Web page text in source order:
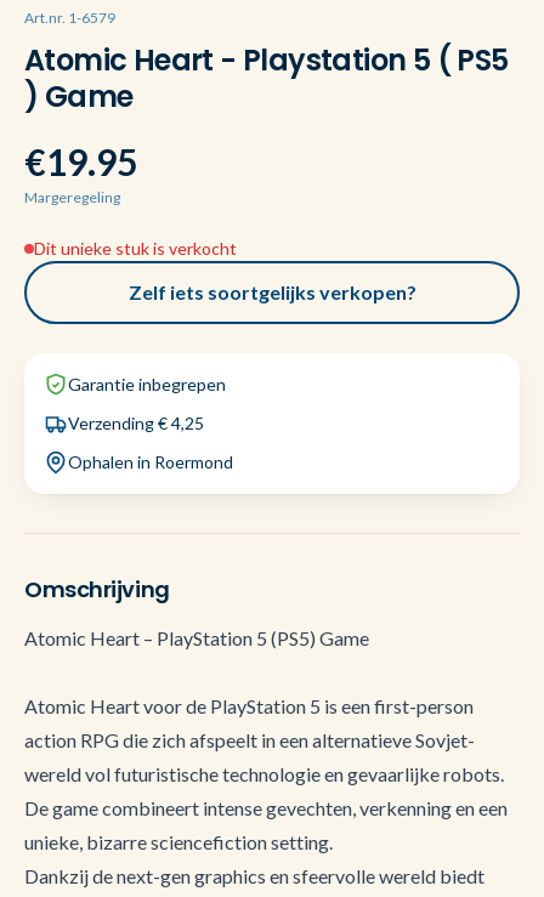
Art.nr. 1-6579
Atomic Heart - Playstation 5 ( PS5
) Game
€19.95
Margeregeling
Dit unieke stuk is verkocht
Zelf iets soortgelijks verkopen?
Garantie inbegrepen
Verzending € 4,25
Ophalen in Roermond
Omschrijving
Atomic Heart – PlayStation 5 (PS5) Game
Atomic Heart voor de PlayStation 5 is een first-person
action RPG die zich afspeelt in een alternatieve Sovjet-
wereld vol futuristische technologie en gevaarlijke robots.
De game combineert intense gevechten, verkenning en een
unieke, bizarre sciencefiction setting.
Dankzij de next-gen graphics en sfeervolle wereld biedt